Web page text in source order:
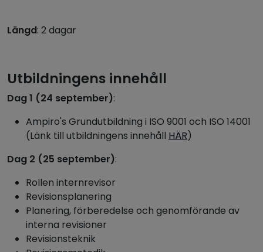
Längd: 2 dagar
Utbildningens innehåll
Dag 1 (24 september):
Ampiro's Grundutbildning i ISO 9001 och ISO 14001
(Länk till utbildningens innehåll HÄR)
Dag 2 (25 september):
Rollen internrevisor
Revisionsplanering
Planering, förberedelse och genomförande av
interna revisioner
Revisionsteknik